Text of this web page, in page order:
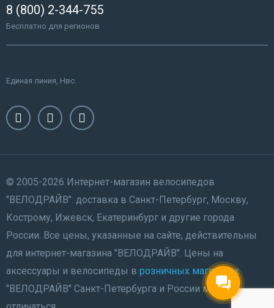
8 (800) 2-344-755
Бесплатно для регионов
Единая линия, Нвс.
© 2005-2026 Интернет-магазин велосипедов
"ВЕЛОДРАЙВ": доставка в Санкт-Петербург, Москву,
Кострому, Ижевск, Екатеринбург и другие города
России. Все цены, указанные на сайте, действительны
для интернет-магазина "ВЕЛОДРАЙВ". Цены на
аксессуары и велосипеды в розничных магазинах
"ВЕЛОДРАЙВ" Санкт-Петербурга и России могут